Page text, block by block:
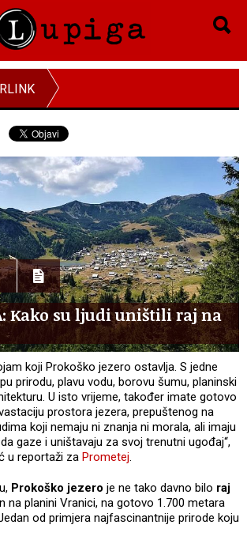
Kako su ljudi uništili raj na
koji Prokoško jezero ostavlja. S jedne
prirodu, plavu vodu, borovu šumu, planinski
U isto vrijeme, također imate gotovo
prostora jezera, prepuštenog na
koji nemaju ni znanja ni morala, ali imaju
gaze i uništavaju za svoj trenutni ugođaj“,
u reportaži za Prometej.
Prokoško jezero je ne tako davno bilo raj
na planini Vranici, na gotovo 1.700 metara
od primjera najfascinantnije prirode koju